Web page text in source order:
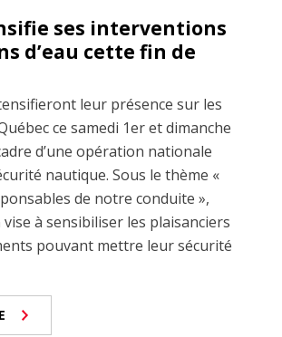
ses interventions
d’eau cette fin de
leur présence sur les
ce samedi 1er et dimanche
d’une opération nationale
nautique. Sous le thème «
de notre conduite »,
à sensibiliser les plaisanciers
pouvant mettre leur sécurité